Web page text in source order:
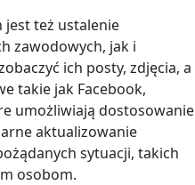
jest też ustalenie
zawodowych, jak i
ich posty, zdjęcia, a
takie jak Facebook,
umożliwiają dostosowanie
aktualizowanie
sytuacji, takich
osobom.